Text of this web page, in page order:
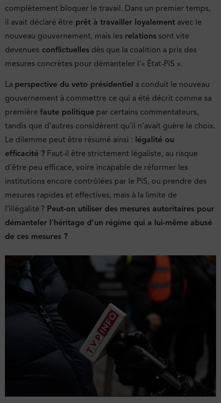
complètement bloquer le travail. Dans un premier temps,
il avait déclaré être prêt à travailler loyalement avec le
nouveau gouvernement, mais les relations sont vite
devenues conflictuelles dès que la coalition a pris des
mesures concrètes pour démanteler l’« État-PiS ».
La perspective du veto présidentiel a conduit le nouveau
gouvernement à commettre ce qui a été décrit comme sa
première faute politique par certains commentateurs,
tandis que d’autres considèrent qu’il n’avait guère le choix.
Le dilemme peut être résumé ainsi : légalité ou
efficacité ? Faut-il être strictement légaliste, au risque
d’être peu efficace, voire incapable de réformer les
institutions encore contrôlées par le PiS, ou prendre des
mesures rapides et effectives, mais à la limite de
l’illégalité ? Peut-on utiliser des mesures autoritaires pour
démanteler l’héritage d’un régime qui a lui-même abusé
de ces mesures ?